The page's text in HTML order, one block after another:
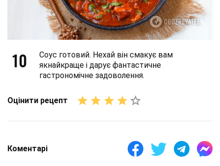
10
Соус готовий. Нехай він смакує вам
якнайкраще і дарує фантастичне
гастрономічне задоволення.
Оцінити рецепт
Коментарі